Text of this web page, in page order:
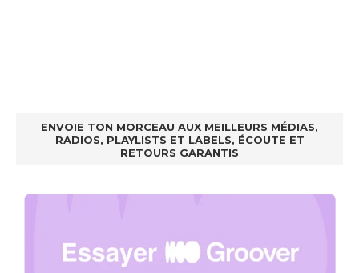
ENVOIE TON MORCEAU AUX MEILLEURS MÉDIAS,
RADIOS, PLAYLISTS ET LABELS, ÉCOUTE ET
RETOURS GARANTIS